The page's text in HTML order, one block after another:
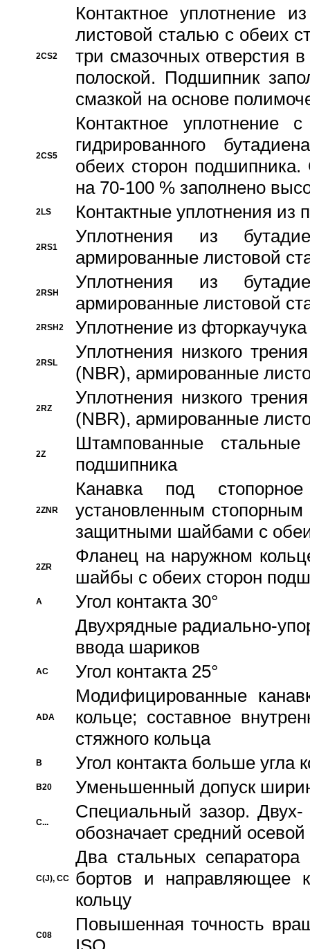
2CS2
Контактное уплотнение
листовой сталью с обеих
три смазочных отверстия
полоской. Подшипник
смазкой на основе
2CS5
Контактное уплотнение
гидрированного
обеих сторон
на 70-100 % заполнено
2LS Контактные уплотнения из
2RS1
Уплотнения из
армированные листовой
2RSH
Уплотнения из
армированные листовой
2RSH2 Уплотнение из
2RSL
Уплотнения низкого
(NBR), армированные
2RZ
Уплотнения низкого
(NBR), армированные
2Z
Штампованные
подшипника
2ZNR
Канавка под
установленным
защитными шайбами с
2ZR
Фланец на наружном
шайбы с обеих сторон
A
Угол контакта 30°
Двухрядные радиально-
ввода шариков
AC Угол контакта 25°
ADA
Модифицированные
кольце; составное
стяжного кольца
B Угол контакта больше угла
B20 Уменьшенный допуск
C...
Специальный зазор.
обозначает средний
C(J), CC
Два стальных сепаратора
бортов и направляющее
кольцу
C08
Повышенная точность